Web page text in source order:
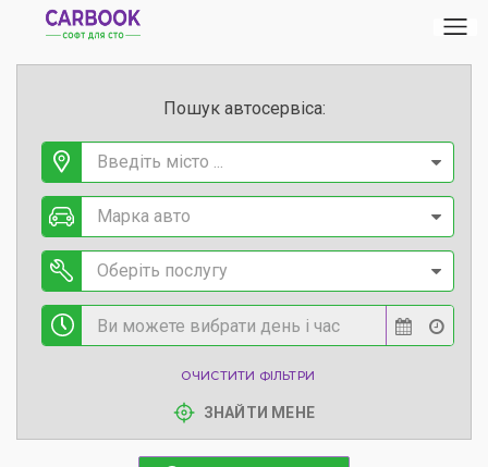
Пошук автосервіса:
Введіть місто ...
Марка авто
Оберіть послугу
ОЧИСТИТИ ФІЛЬТРИ
ЗНАЙТИ МЕНЕ